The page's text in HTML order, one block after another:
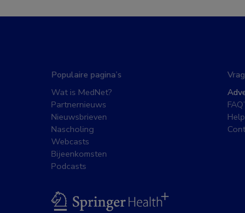
Populaire pagina’s
Wat is MedNet?
Partnernieuws
Nieuwsbrieven
Nascholing
Webcasts
Bijeenkomsten
Podcasts
BSL